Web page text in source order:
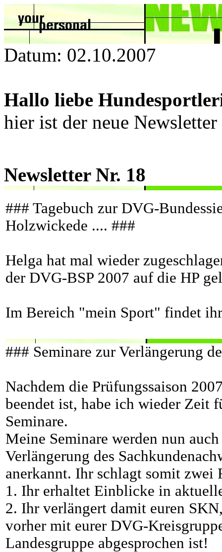
Datum: 02.10.2007
Hallo liebe
hier ist der neue
Newsletter Nr. 18
### Tagebuch zur DVG-
Holzwickede .... ###
Helga hat mal wieder
der DVG-BSP 2007 auf die HP
Im Bereich "mein Sport" findet
### Seminare zur Verlängerung
Nachdem die Prüfungssaison
beendet ist, habe ich wieder Zeit
Seminare.
Meine Seminare werden nun
Verlängerung des
anerkannt. Ihr schlagt somit
1. Ihr erhaltet Einblicke in
2. Ihr verlängert damit euren
vorher mit eurer DVG-
Landesgruppe abgesprochen ist!